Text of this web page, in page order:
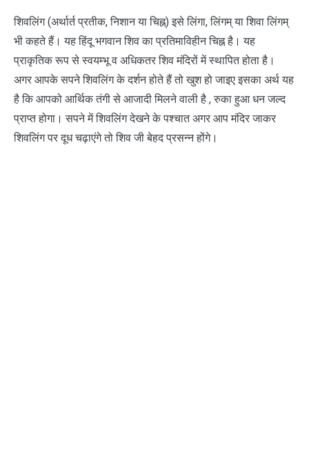
शिवलिंग (अर्थार्त प्रतीक, निशान या चिह्न) इसे लिंगा, लिंगम् या शिवा लिंगम्
भी कहते हैं। यह हिंदू भगवान शिव का प्रतिमाविहीन चिह्न है। यह
प्राकृतिक रूप से स्वयम्भू व अधिकतर शिव मंदिरों में स्थापित होता है।
अगर आपके सपने शिवलिंग के दर्शन होते हैं तो खुश हो जाइए इसका अर्थ यह
है कि आपको आर्थिक तंगी से आजादी मिलने वाली है , रुका हुआ धन जल्द
प्राप्त होगा। सपने में शिवलिंग देखने के पश्चात अगर आप मंदिर जाकर
शिवलिंग पर दूध चढ़ाएंगे तो शिव जी बेहद प्रसन्न होंगे।